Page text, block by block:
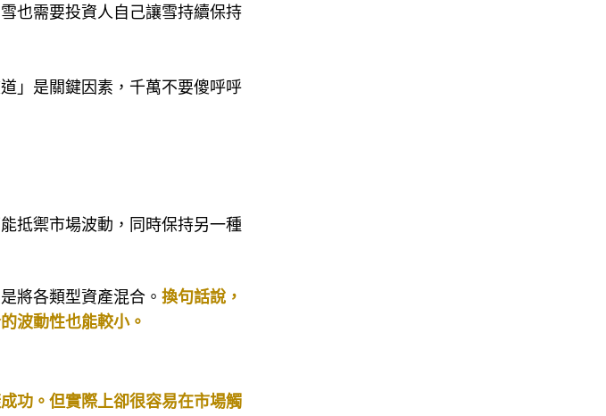
也需要投資人自己讓雪持續保持
」是關鍵因素，千萬不要傻呼呼
抵禦市場波動，同時保持另一種
將各類型資產混合。 換句話說，
波動性也能較小。
功。但實際上卻很容易在市場觸